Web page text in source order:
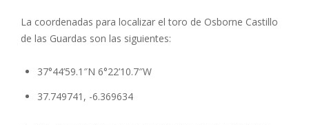
La coordenadas para localizar el toro de Osborne Castillo
de las Guardas son las siguientes:
37°44’59.1″N 6°22’10.7″W
37.749741, -6.369634